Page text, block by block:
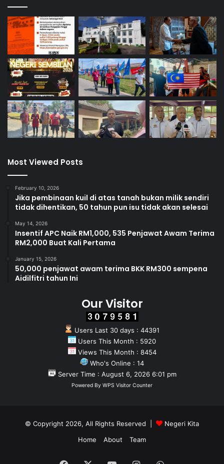
Most Viewed Posts
February 10, 2026
Jika pembinaan kuil di atas tanah bukan milik sendiri
tidak dihentikan, 50 tahun pun isu tidak akan selesai
May 14, 2026
Insentif APC Naik RM1,000, 535 Penjawat Awam Terima
RM2,000 Buat Kali Pertama
January 15, 2026
50,000 penjawat awam terima BKK RM300 sempena
Aidilfitri tahun Ini
Our Visitor
Users Last 30 days : 44391
Users This Month : 5920
Views This Month : 8454
Who's Online : 14
Server Time : August 6, 2026 6:01 pm
Powered By WPS Visitor Counter
© Copyright 2026, All Rights Reserved |
Negeri Kita
Home
About Team